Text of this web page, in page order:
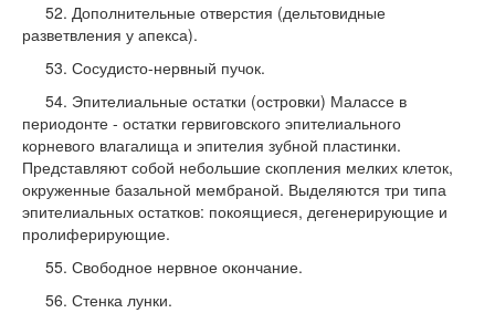
52. Дополнительные отверстия (дельтовид­ные
разветвления у апекса).
53. Сосудисто-нервный пучок.
54. Эпителиальные остатки (островки) Малассе в
периодонте - остатки гервиговского эпителиального
корневого влага­лища и эпителия зубной пластинки.
Представляют собой небольшие скоп­ления мелких клеток,
окруженные базальной мембраной. Выделяются три типа
эпителиальных остатков: покоя­щиеся, дегенерирующие и
пролиферирующие.
55. Свободное нервное окончание.
56. Стенка лунки.